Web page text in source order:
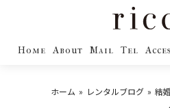
Home About Mail Tel
ホーム レンタルブログ
結